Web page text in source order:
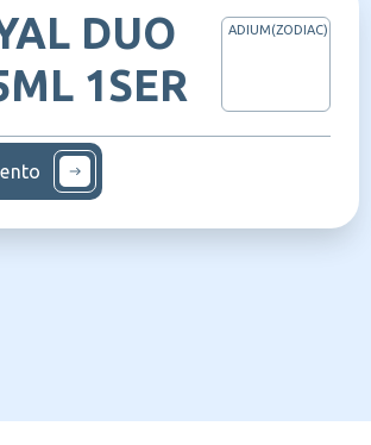
DUO
1SER
ADIUM(ZODIAC)